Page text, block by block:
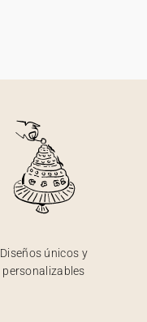
Diseños únicos y
personalizables